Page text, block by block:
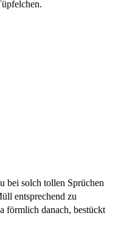
bei solch tollen Sprüchen
entsprechend zu
förmlich danach, bestückt